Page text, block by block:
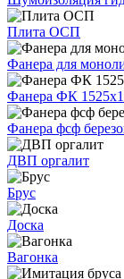
Плита ОСП
Фанера для
Фанера ФК
Фанера фсф
ДВП оргалит
Брус
Доска
Вагонка